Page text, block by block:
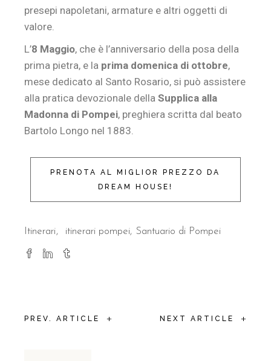
presepi napoletani, armature e altri oggetti di
valore.
L’8 Maggio, che è l’anniversario della posa della
prima pietra, e la prima domenica di ottobre,
mese dedicato al Santo Rosario, si può assistere
alla pratica devozionale dellaSupplica alla
Madonna di Pompei, preghiera scritta dal beato
Bartolo Longo nel 1883.
PRENOTA AL MIGLIOR PREZZO DA
DREAM HOUSE!
Itinerari itinerari pompei Santuario di Pompei
PREV. ARTICLE + NEXT ARTICLE +